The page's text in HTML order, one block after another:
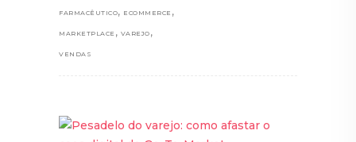
FARMACÊUTICO, ECOMMERCE ,
MARKETPLACE , VAREJO ,
VENDAS